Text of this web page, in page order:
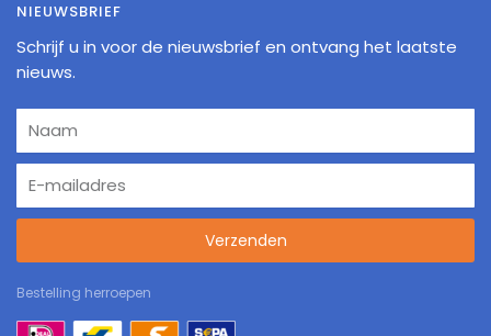
NIEUWSBRIEF
Schrijf u in voor de nieuwsbrief en ontvang het laatste
nieuws.
Verzenden
Bestelling herroepen